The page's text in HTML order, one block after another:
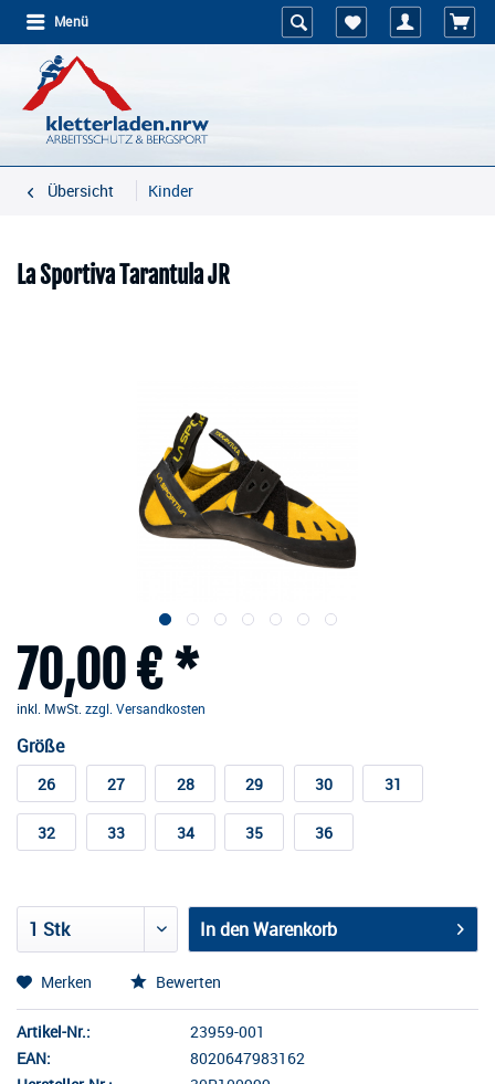
Menü
Übersicht Kinder
La Sportiva Tarantula JR
70,00 € *
inkl. MwSt. zzgl. Versandkosten
Größe
26 27 28 29 30 31
32 33 34 35 36
In denWarenkorb
Merken Bewerten
Artikel-Nr.:
23959-001
EAN:
8020647983162